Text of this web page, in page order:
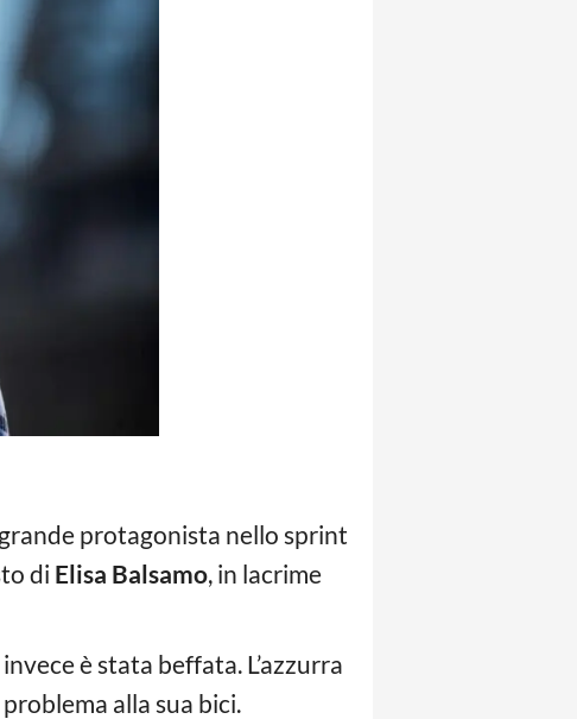
protagonista nello sprint
di Elisa Balsamo, in lacrime
è stata beffata. L’azzurra
alla sua bici.